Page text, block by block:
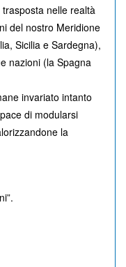
nelle realtà
del nostro Meridione
Sicilia e Sardegna),
nazioni (la Spagna
invariato intanto
di modularsi
la